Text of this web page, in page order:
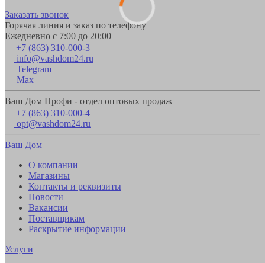
Заказать звонок
Горячая линия и заказ по телефону
Ежедневно с 7:00 до 20:00
+7 (863) 310-000-3
info@vashdom24.ru
Telegram
Max
Ваш Дом Профи - отдел оптовых продаж
+7 (863) 310-000-4
opt@vashdom24.ru
Ваш Дом
О компании
Магазины
Контакты и реквизиты
Новости
Вакансии
Поставщикам
Раскрытие информации
Услуги